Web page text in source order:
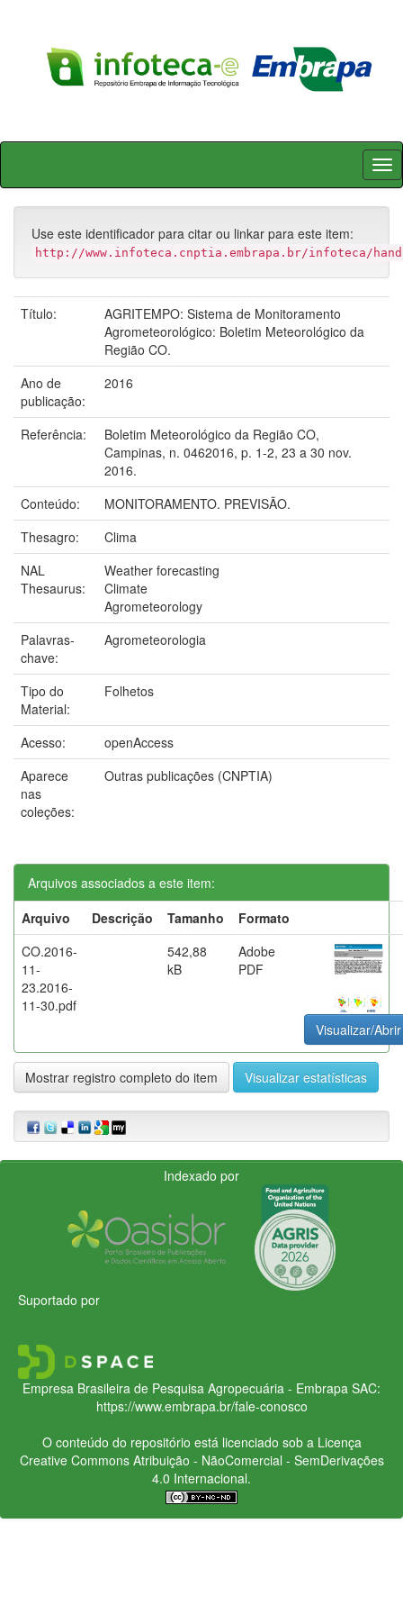
Skip
Use este identificador para citar ou linkar para este item:
http://www.infoteca.cnptia.embrapa.br/infoteca/
Título:
AGRITEMPO: Sistema de Monitoramento
Agrometeorológico: Boletim Meteorológico da
Região CO.
Ano de
publicação:
2016
Referência:
Boletim Meteorológico da Região CO,
Campinas, n. 0462016, p. 1-2, 23 a 30 nov.
2016.
Conteúdo:
MONITORAMENTO. PREVISÃO.
Thesagro:
Clima
NAL
Thesaurus:
Weather forecasting
Climate
Agrometeorology
Palavras-
chave:
Agrometeorologia
Tipo do
Material:
Folhetos
Acesso:
openAccess
Aparece
nas
coleções:
Outras publicações (CNPTIA)
Arquivos associados a este item:
Arquivo
Descrição Tamanho
Formato
CO.2016-
11-
23.2016-
11-30.pdf
542,88
kB
Adobe
PDF
Visualizar/Abrir
Mostrar registro completo do item Visualizar estatísticas
Indexado por
Suportado por
Empresa Brasileira de Pesquisa Agropecuária - Embrapa SAC:
https://www.embrapa.br/fale-conosco
O conteúdo do repositório está licenciado sob a Licença
Creative CommonsAtribuição - NãoComercial - SemDerivações
4.0 Internacional.